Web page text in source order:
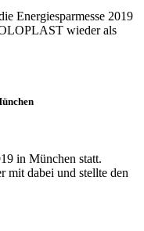
Energiesparmesse 2019
wieder als
in München statt.
mit dabei und stellte den